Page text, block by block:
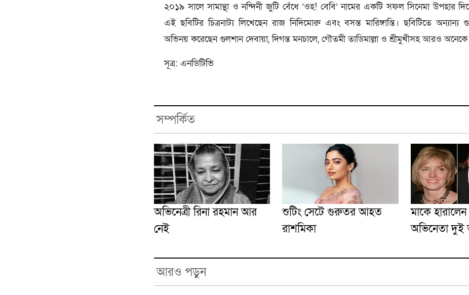
২০১৯ সালে সামান্থা ও নন্দিনী জুটি বেঁধে ‘ওহ! বেবি’ নামের একটি সফল সিনেমা উপহার
এই ছবিটির চিত্রনাট্য লিখেছেন রাজ নিদিমোরু এবং বসন্ত মারিঙ্গান্তি। ছবিটিতে অন্যান্য
অভিনয় করেছেন গুলশান দেবায়া, দিগন্ত মনচালে, গৌতমী তাডিমাল্লা ও শ্রীমুখীসহ আরও
সূত্র: এনডিটিভি
সম্পর্কিত
অভিনেত্রী রিনা রহমান আর
নেই
শুটিং সেটে গুরুতর আহত
রাশমিকা
মাকে
অভিনেতা দুই
আরও পড়ুন